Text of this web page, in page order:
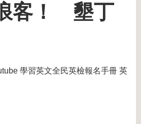
客！ 墾丁
學習英文全民英檢報名手冊 英